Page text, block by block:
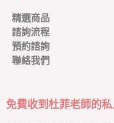
精選商品
諮詢流程
預約諮詢
聯絡我們
免費收到杜菲老師的